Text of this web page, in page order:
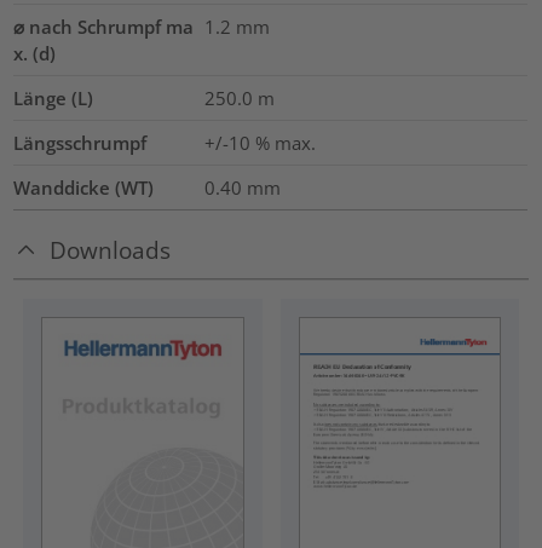
⌀ nach Schrumpf ma
x. (d)
1.2 mm
Länge (L) 250.0 m
Längsschrumpf
+/-10 % max.
Wanddicke (WT)
0.40 mm
Downloads